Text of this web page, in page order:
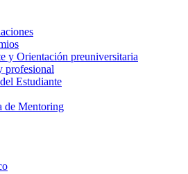
y Orientación preuniversitaria
profesional
Estudiante
de Mentoring